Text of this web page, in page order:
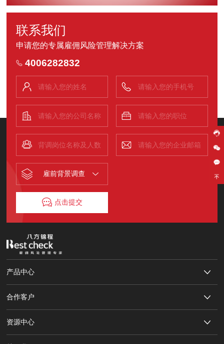
联系我们
申请您的专属雇佣风险管理解决方案
4006282832
雇前背景调查
点击提交
产品中心
合作客户
资源中心